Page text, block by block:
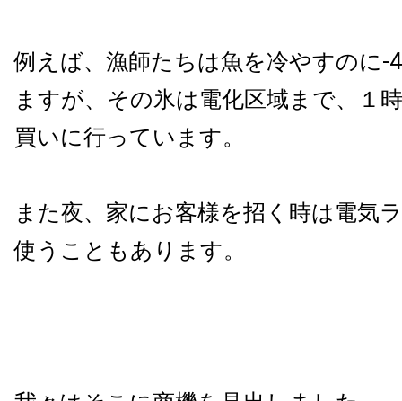
例えば、漁師たちは魚を冷やすのに
ますが、その氷は電化区域まで、１
買いに行っています。
また夜、家にお客様を招く時は電気
使うこともあります。